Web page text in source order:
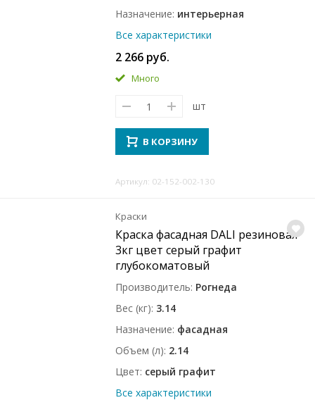
Назначение интерьерная
Все характеристики
2 266 руб.
Много
шт
В КОРЗИНУ
Артикул: 02-152-002-130
Краски
Краска фасадная DALI резиновая
3кг цвет серый графит
глубокоматовый
Производитель Рогнеда
Вес (кг) 3.14
Назначение фасадная
Объем (л) 2.14
Цвет серый графит
Все характеристики